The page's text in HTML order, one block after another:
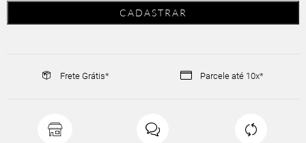
Frete Grátis* Parcele até 10x*